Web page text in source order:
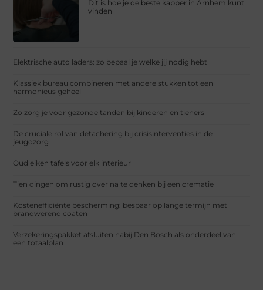
Dit is hoe je de beste kapper in Arnhem kunt
vinden
Elektrische auto laders: zo bepaal je welke jij nodig hebt
Klassiek bureau combineren met andere stukken tot een
harmonieus geheel
Zo zorg je voor gezonde tanden bij kinderen en tieners
De cruciale rol van detachering bij crisisinterventies in de
jeugdzorg
Oud eiken tafels voor elk interieur
Tien dingen om rustig over na te denken bij een crematie
Kostenefficiënte bescherming: bespaar op lange termijn met
brandwerend coaten
Verzekeringspakket afsluiten nabij Den Bosch als onderdeel van
een totaalplan